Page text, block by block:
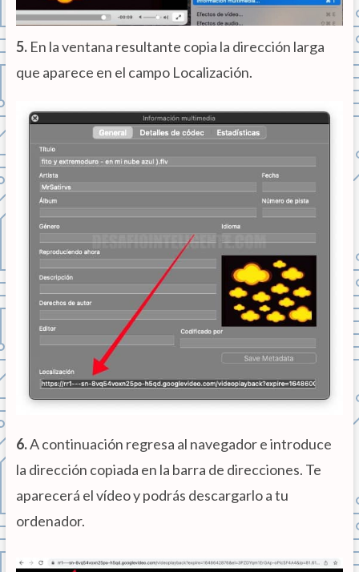
5.En la ventana resultante copia la dirección larga
que aparece en el campo Localización.
6.A continuación regresa al navegador e introduce
la dirección copiada en la barra de direcciones. Te
aparecerá el vídeo y podrás descargarlo a tu
ordenador.